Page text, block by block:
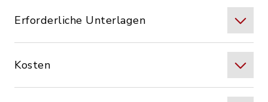
Erforderliche Unterlagen
Kosten